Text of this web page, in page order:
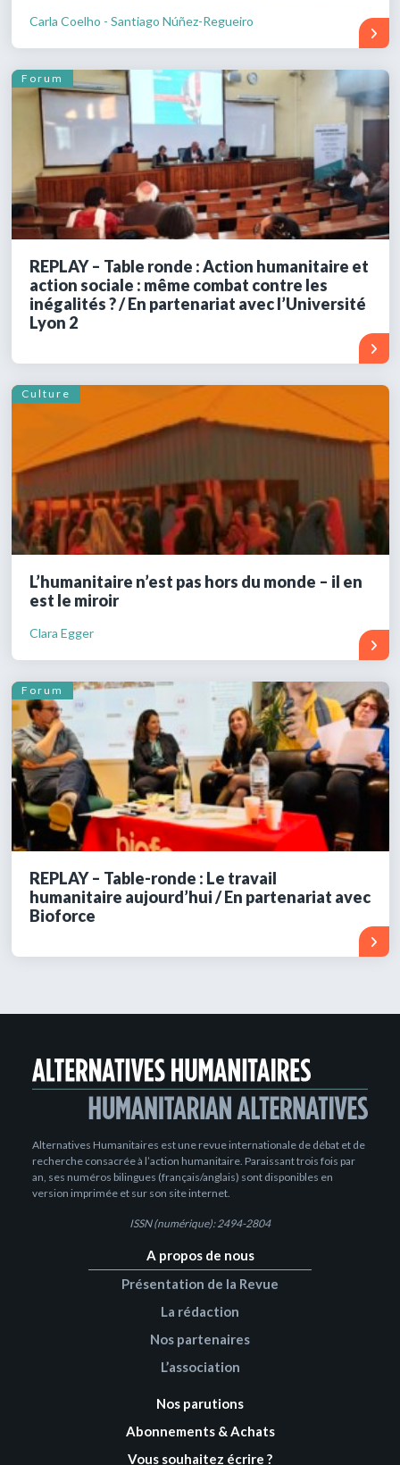
Carla Coelho - Santiago Núñez-Regueiro
Forum
REPLAY – Table ronde : Action humanitaire et
action sociale : même combat contre les
inégalités ? / En partenariat avec l’Université
Lyon 2
Culture
L’humanitaire n’est pas hors du monde – il en
est le miroir
Clara Egger
Forum
REPLAY – Table-ronde : Le travail
humanitaire aujourd’hui / En partenariat avec
Bioforce
Alternatives Humanitaires est une revue internationale de débat et de
recherche consacrée à l’action humanitaire. Paraissant trois fois par
an, ses numéros bilingues (français/anglais) sont disponibles en
version imprimée et sur son site internet.
ISSN (numérique): 2494-2804
A propos de nous
Présentation de la Revue
La rédaction
Nos partenaires
L’association
Nos parutions
Abonnements & Achats
Vous souhaitez écrire ?